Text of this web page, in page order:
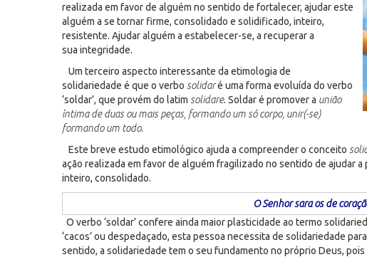
realizada em favor de alguém no sentido de fortalecer, ajudar este
alguém a se tornar firme, consolidado e solidificado, inteiro,
resistente. Ajudar alguém a estabelecer-se, a recuperar a
sua integridade.
Um terceiro aspecto interessante da etimologia de
solidariedade é que o verbo solidaré uma forma evoluída do verbo
‘soldar’, que provém do latim solidare. Soldar é promover a união
íntima de duas ou mais peças, formando um só corpo, unir(-se)
formando um todo.
Este breve estudo etimológico ajuda a compreender o conceito
ação realizada em favor de alguém fragilizado no sentido de ajudar
inteiro, consolidado.
O Senhor sara os de
O verbo ‘soldar’ confere ainda maior plasticidade ao termo
‘cacos’ ou despedaçado, esta pessoa necessita de solidariedade
sentido, a solidariedade tem o seu fundamento no próprio Deus,